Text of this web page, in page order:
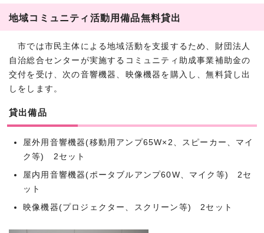
地域コミュニティ活動用備品無料貸出
市では市民主体による地域活動を支援するため、財団法人
自治総合センターが実施するコミュニティ助成事業補助金の
交付を受け、次の音響機器、映像機器を購入し、無料貸し出
しをします。
貸出備品
屋外用音響機器(移動用アンプ65W×2、スピーカー、マイ
ク等) 2セット
屋内用音響機器(ポータブルアンプ60W、マイク等) 2セ
ット
映像機器(プロジェクター、スクリーン等) 2セット